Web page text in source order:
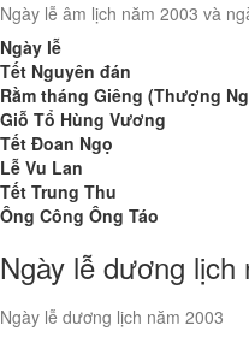
Ngày lễ âm lịch năm 2003 và
Ngày lễ
Tết Nguyên đán
Rằm tháng Giêng (Thượng
Giỗ Tổ Hùng Vương
Tết Đoan Ngọ
Lễ Vu Lan
Tết Trung Thu
Ông Công Ông Táo
Ngày lễ dương lịch
Ngày lễ dương lịch năm 2003